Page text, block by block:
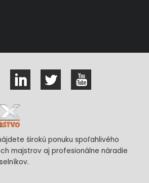
širokú ponuku spoľahlivého
majstrov aj profesionálne náradie